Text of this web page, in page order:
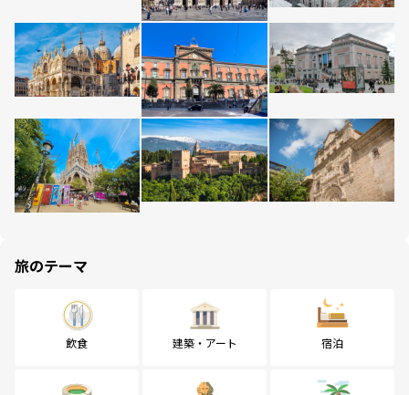
旅のテーマ
飲食 建築・アート 宿泊